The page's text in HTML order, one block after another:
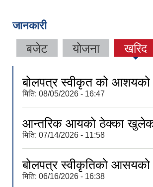
जानकारी
बजेट योजना खरिद
बोलपत्र स्वीकृत को
मिति: 08/05/2026 - 16:47
आन्तरिक आयको ठेक्का
मिति: 07/14/2026 - 11:58
बोलपत्र स्वीकृतिको
मिति: 06/16/2026 - 16:38